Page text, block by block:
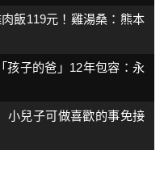
飯119元！雞湯桑：熊本
孩子的爸」12年包容：永
兒子可做喜歡的事免接